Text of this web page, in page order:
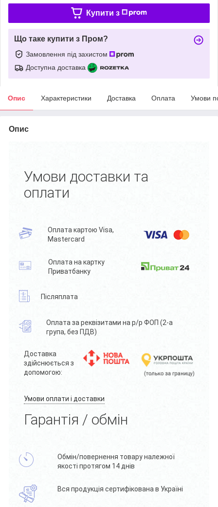
Купити з
Що таке купити з Пром?
Замовлення під захистом
Доступна доставка
Опис Характеристики Доставка Оплата Умови
Опис
Умови доставки та
оплати
Оплата картою Visa,
Mastercard
Оплата на картку
Приватбанку
Післяплата
Оплата за реквізитами на р/р ФОП (2-а
група, без ПДВ)
Доставка
здійснюється з
допомогою:
Умови оплати і доставки
Гарантія / обмін
Обмін/повернення товару належної
якості протягом 14 днів
Вся продукція сертифікована в Україні